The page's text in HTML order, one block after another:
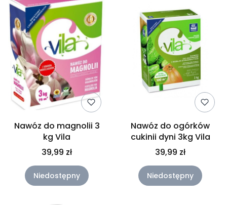
Nawóz do magnolii 3
kg Vila
39,99 zł
Niedostępny
Nawóz do ogórków
cukinii dyni 3kg Vila
39,99 zł
Niedostępny